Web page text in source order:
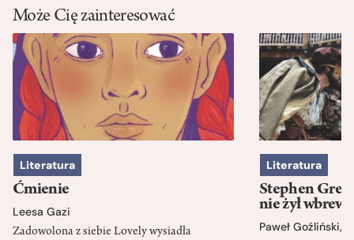
Może Cię zainteresować
Literatura
Ćmienie
Leesa Gazi
Zadowolona z siebie Lovely wysiadła
Literatura
Stephen
nie żył wbrew
Paweł Goźliński,